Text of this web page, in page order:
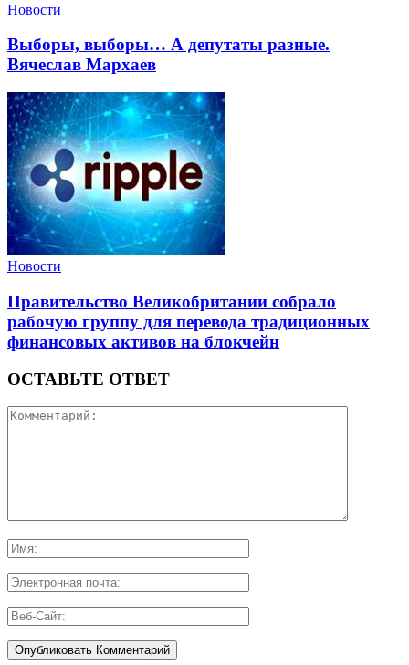
Новости
Выборы, выборы… А депутаты разные.
Вячеслав Мархаев
Новости
Правительство Великобритании собрало
рабочую группу для перевода традиционных
финансовых активов на блокчейн
ОСТАВЬТЕ ОТВЕТ